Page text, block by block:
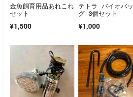
金魚飼育用品あれこれ
セット
¥1,500
テトラ バイオバッ
グ 3個セット
¥1,000